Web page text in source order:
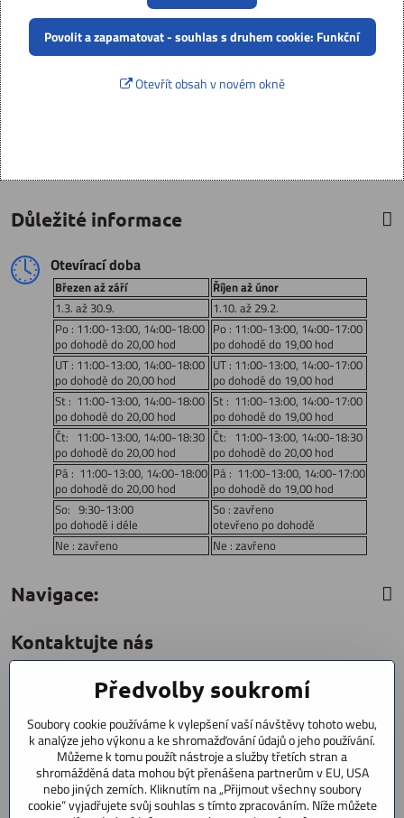
Povolit a zapamatovat - souhlas s druhem cookie: Funkční
Otevřít obsah v novém okně
Důležité informace
Otevírací doba
Březen až září
Říjen až únor
1.3. až 30.9.
1.10. až 29.2.
Po : 11:00-13:00, 14:00-18:00
po dohodě do 20,00 hod
Po : 11:00-13:00, 14:00-17:00
po dohodě do 19,00 hod
UT : 11:00-13:00, 14:00-18:00
po dohodě do 20,00 hod
UT : 11:00-13:00, 14:00-17:00
po dohodě do 19,00 hod
St : 11:00-13:00, 14:00-18:00
po dohodě do 20,00 hod
St : 11:00-13:00, 14:00-17:00
po dohodě do 19,00 hod
Čt: 11:00-13:00, 14:00-18:30
po dohodě do 20,00 hod
Čt: 11:00-13:00, 14:00-18:30
po dohodě do 20,00 hod
Pá : 11:00-13:00, 14:00-18:00
po dohodě do 20,00 hod
Pá : 11:00-13:00, 14:00-17:00
po dohodě do 19,00 hod
So: 9:30-13:00
po dohodě i déle
So : zavřeno
otevřeno po dohodě
Ne : zavřeno
Ne : zavřeno
Navigace:
Kontaktujte nás
CYCLESTAR s​.r​.o​.
Praha 5 Radotín
153 00
+420 602 856 404
+420 723 603 807
Předvolby soukromí
Soubory cookie používáme k vylepšení vaší návštěvy tohoto webu,
k analýze jeho výkonu a ke shromažďování údajů o jeho používání.
Můžeme k tomu použít nástroje a služby třetích stran a
shromážděná data mohou být přenášena partnerům v EU, USA
nebo jiných zemích. Kliknutím na „Přijmout všechny soubory
cookie“ vyjadřujete svůj souhlas s tímto zpracováním. Níže můžete